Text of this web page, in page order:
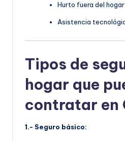
Hurto fuera del hogar
Asistencia
Tipos de
hogar que
contratar en
1.- Seguro básico: